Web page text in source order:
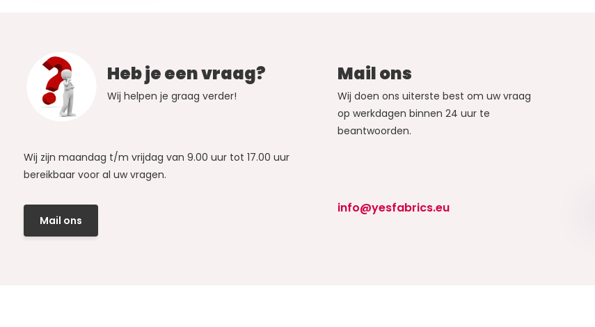
Heb je een vraag?
Wij helpen je graag verder!
Wij zijn maandag t/m vrijdag van 9.00 uur tot 17.00 uur
bereikbaar voor al uw vragen.
Mail ons
Mail ons
Wij doen ons uiterste best om uw vraag
op werkdagen binnen 24 uur te
beantwoorden.
info@yesfabrics.eu